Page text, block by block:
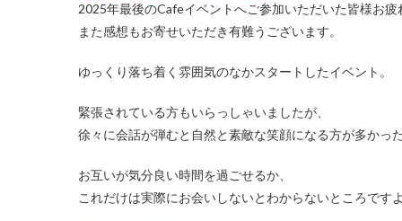
2025年最後のCafeイベントへご参加いただいた皆様お疲
また感想もお寄せいただき有難うございます。
ゆっくり落ち着く雰囲気のなかスタートしたイベント。
緊張されている方もいらっしゃいましたが、
徐々に会話が弾むと自然と素敵な笑顔になる方が多かっ
お互いが気分良い時間を過ごせるか、
これだけは実際にお会いしないとわからないところですよ